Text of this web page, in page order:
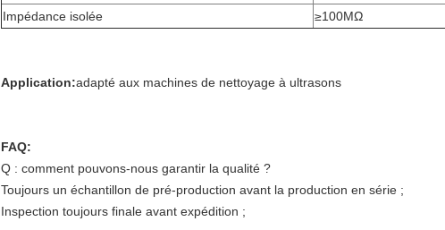
Impédance isolée
≥100MΩ
Application:adapté aux machines de nettoyage à ultrasons
FAQ:
Q : comment pouvons-nous garantir la qualité ?
Toujours un échantillon de pré-production avant la production en série ;
Inspection toujours finale avant expédition ;